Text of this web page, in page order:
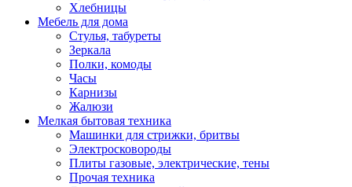
Хлебницы
Мебель для дома
Стулья, табуреты
Зеркала
Полки, комоды
Часы
Карнизы
Жалюзи
Мелкая бытовая техника
Машинки для стрижки, бритвы
Электросковороды
Плиты газовые, электрические, тены
Прочая техника